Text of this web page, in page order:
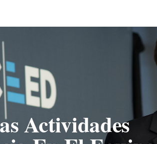
Actividades